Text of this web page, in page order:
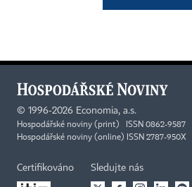
© 1996-2026 Economia, a.s.
Hospodářské noviny (print) ISSN 0862-9587
Hospodářské noviny (online) ISSN 2787-950X
Certifikováno Sledujte nás